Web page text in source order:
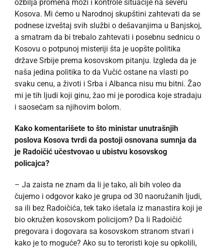
ozbilja promena moži i kontrole situacije na severu
Kosova. Mi ćemo u Narodnoj skupštini zahtevati da se
podnese izveštaj svih službi o dešavanjima u Banjskoj,
a smatram da bi trebalo zahtevati i posebnu sednicu o
Kosovu o potpunoj misteriji šta je uopšte politika
države Srbije prema kosovskom pitanju. Izgleda da je
naša jedina politika to da Vučić ostane na vlasti po
svaku cenu, a životi i Srba i Albanca nisu mu bitni. Žao
mi je tih ljudi koji ginu, žao mi je porodica koje stradaju
i saosećam sa njihovim bolom.
Kako komentarišete to što ministar unutrašnjih
poslova Kosova tvrdi da postoji osnovana sumnja da
je Radoičić učestvovao u ubistvu kosovskog
policajca?
– Ja zaista ne znam da li je tako, ali bih voleo da
čujemo i odgovor kako je grupa od 30 naoružanih ljudi,
sa ili bez Radoičića, tek tako išetala iz manastira koji je
bio okružen kosovskom policijom? Da li Radoičić
pregovara i dogovara sa kosovskom stranom stvari i
kako je to moguće? Ako su to teroristi koje su opkolili,